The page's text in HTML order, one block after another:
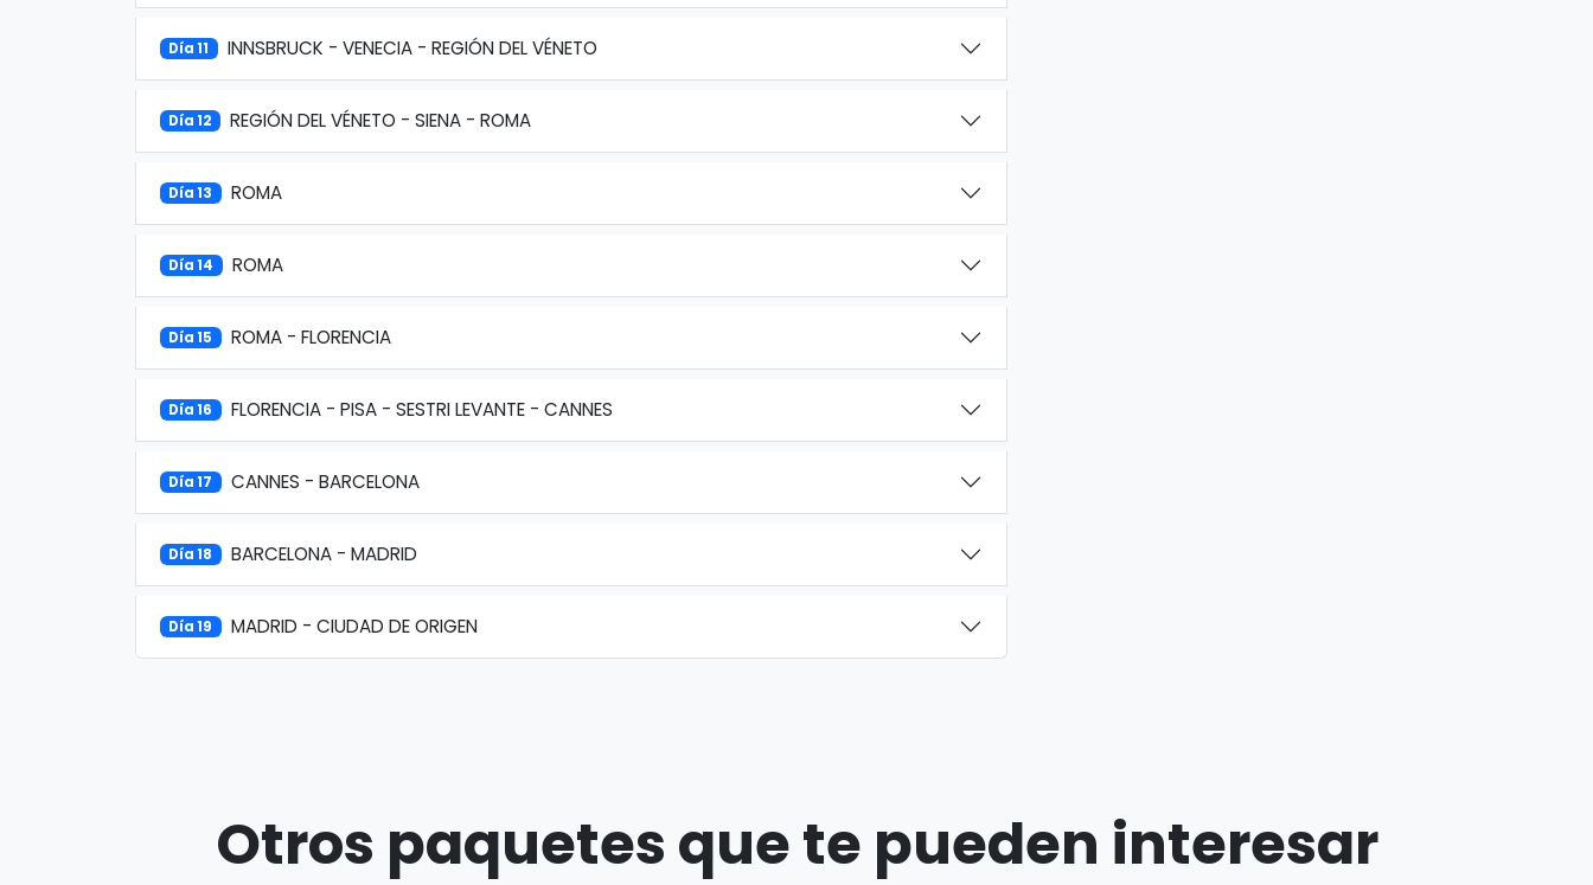
Día 11 INNSBRUCK - VENECIA - REGIÓN DEL VÉNETO
Día 12 REGIÓN DEL VÉNETO - SIENA - ROMA
Día 13 ROMA
Día 14 ROMA
Día 15 ROMA - FLORENCIA
Día 16 FLORENCIA - PISA - SESTRI LEVANTE - CANNES
Día 17 CANNES - BARCELONA
Día 18 BARCELONA - MADRID
Día 19 MADRID - CIUDAD DE ORIGEN
Otros paquetes que te pueden interesar